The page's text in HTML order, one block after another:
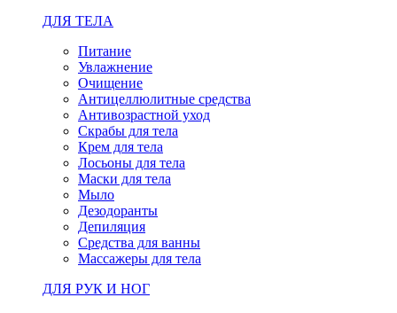
ДЛЯ ТЕЛА
Питание
Увлажнение
Очищение
Антицеллюлитные средства
Антивозрастной уход
Скрабы для тела
Крем для тела
Лосьоны для тела
Маски для тела
Мыло
Дезодоранты
Депиляция
Средства для ванны
Массажеры для тела
ДЛЯ РУК И НОГ